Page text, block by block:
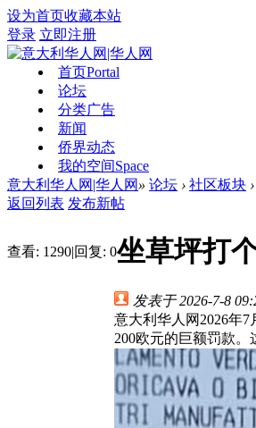
设为首页收藏本站
登录 立即注册
首页Portal
论坛
分类广告
新闻
侨界动态
我的空间Space
意大利华人网|华人网 » 论坛 › 社区板块 ›
返回列表 发布新帖
查看: 1290|回复: 0坐草坪打
发表于 2026-7-8
意大利华人网2026年
200欧元的巨额罚款。